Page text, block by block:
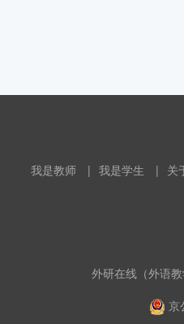
我是教师 | 我是学生 | 关
外研在线（外语